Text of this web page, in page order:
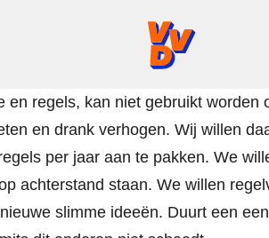
VVD.nl - Ga naar de
regels, kan niet gebruikt
en drank verhogen. Wij willen
per jaar aan te pakken. We
achterstand staan. We willen
slimme ideeën. Duurt een